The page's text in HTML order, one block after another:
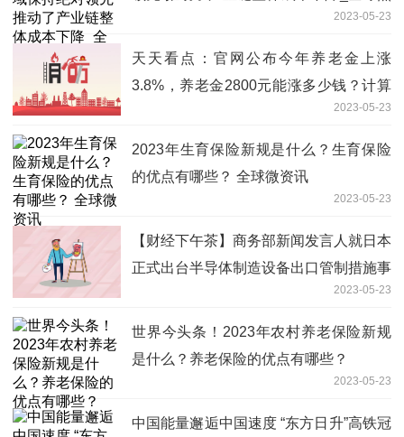
2023-05-23
天天看点：官网公布今年养老金上涨
3.8%，养老金2800元能涨多少钱？计算
2023-05-23
2023年生育保险新规是什么？生育保险
的优点有哪些？ 全球微资讯
2023-05-23
【财经下午茶】商务部新闻发言人就日本
正式出台半导体制造设备出口管制措施事
答记者问；沪指跌1.52%|天天热头条2023-05-23
世界今头条！2023年农村养老保险新规
是什么？养老保险的优点有哪些？
2023-05-23
中国能量邂逅中国速度 “东方日升”高铁冠